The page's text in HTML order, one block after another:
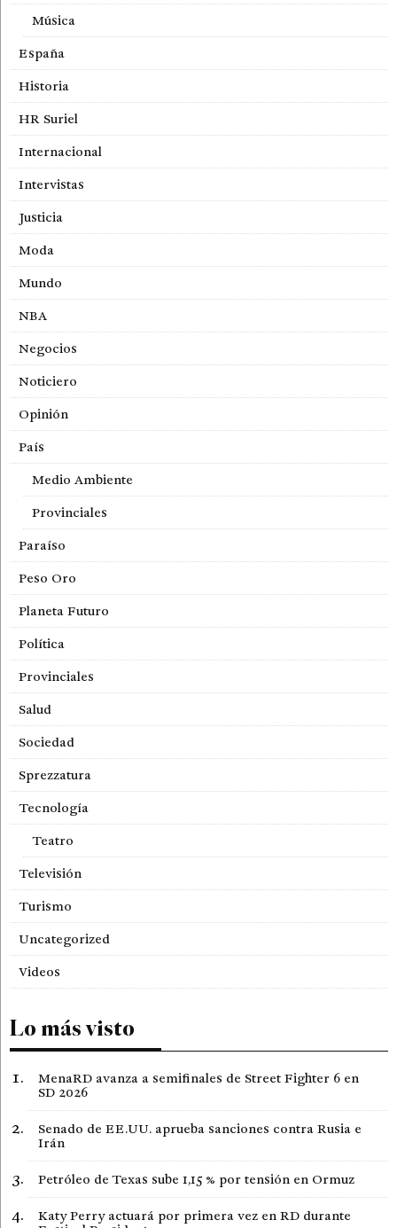
Música
España
Historia
HR Suriel
Internacional
Intervistas
Justicia
Moda
Mundo
NBA
Negocios
Noticiero
Opinión
País
Medio Ambiente
Provinciales
Paraíso
Peso Oro
Planeta Futuro
Política
Provinciales
Salud
Sociedad
Sprezzatura
Tecnología
Teatro
Televisión
Turismo
Uncategorized
Videos
Lo más visto
MenaRD avanza a semifinales de Street Fighter 6 en
SD 2026
Senado de EE.UU. aprueba sanciones contra Rusia e
Irán
Petróleo de Texas sube 1,15 % por tensión en Ormuz
Katy Perry actuará por primera vez en RD durante